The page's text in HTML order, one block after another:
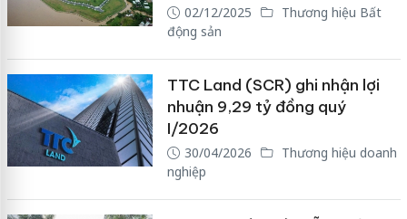
02/12/2025
Thương hiệu Bất
động sản
TTC Land (SCR) ghi nhận lợi
nhuận 9,29 tỷ đồng quý
I/2026
30/04/2026
Thương hiệu doanh
nghiệp